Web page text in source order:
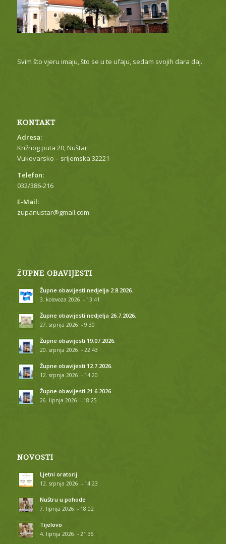
Svim što vjeru imaju, što se u te ufaju, sedam svojih dara daj.
KONTAKT
Adresa:
Križnog puta 20, Nuštar
Vukovarsko – srijemska 32221
Telefon:
032/386-216
E-Mail:
zupanustar@gmail.com
ŽUPNE OBAVIJESTI
Župne obavijesti nedjelja 2.8.2026.
3. kolovoza 2026. - 13:41
Župne obavijesti nedjelja 26.7.2026.
27. srpnja 2026. - 9:30
Župne obavijesti 19.07.2026.
20. srpnja 2026. - 22:43
Župne obavijesti 12.7.2026.
12. srpnja 2026. - 14:20
Župne obavijesti 21.6.2026.
26. lipnja 2026. - 18:25
NOVOSTI
Ljetni oratorij
12. srpnja 2026. - 14:23
Nuštru u pohode
7. lipnja 2026. - 18:02
Tijelovo
4. lipnja 2026. - 21:36